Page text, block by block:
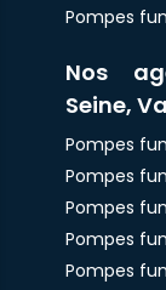
Pompes
Nos
Seine,
Pompes
Pompes
Pompes
Pompes
Pompes